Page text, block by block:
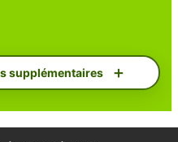
supplémentaires